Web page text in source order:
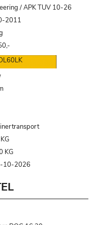
/ APK TUV 10-26
2011
KG
10-2026